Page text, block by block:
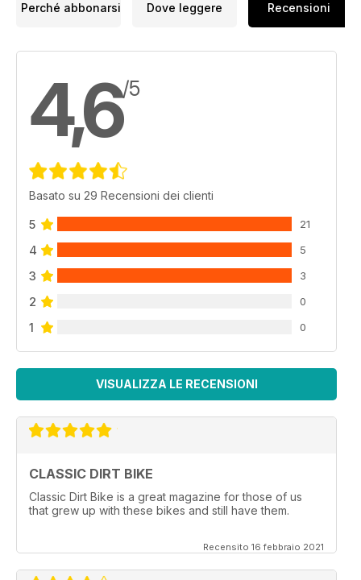
Perché abbonarsi Dove leggere Recensioni
4,6/5
Basato su 29 Recensioni dei clienti
5 21
4 5
3 3
2 0
1 0
VISUALIZZA LE RECENSIONI
CLASSIC DIRT BIKE
Classic Dirt Bike is a great magazine for those of us
that grew up with these bikes and still have them.
Recensito 16 febbraio 2021